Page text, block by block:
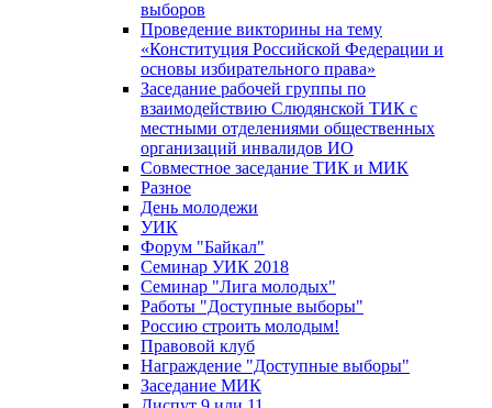
выборов
Проведение викторины на тему
«Конституция Российской Федерации и
основы избирательного права»
Заседание рабочей группы по
взаимодействию Слюдянской ТИК с
местными отделениями общественных
организаций инвалидов ИО
Совместное заседание ТИК и МИК
Разное
День молодежи
УИК
Форум "Байкал"
Семинар УИК 2018
Семинар "Лига молодых"
Работы "Доступные выборы"
Россию строить молодым!
Правовой клуб
Награждение "Доступные выборы"
Заседание МИК